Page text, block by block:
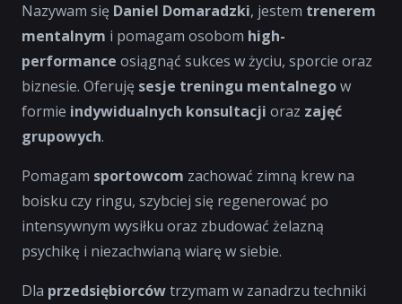
Nazywam się Daniel Domaradzki, jestem trenerem
mentalnym i pomagam osobom high-
performance osiągnąć sukces w życiu, sporcie oraz
biznesie. Oferuję sesje treningu mentalnegow
formie indywidualnych konsultacji oraz zajęć
grupowych.
Pomagam sportowcom zachować zimną krew na
boisku czy ringu, szybciej się regenerować po
intensywnym wysiłku oraz zbudować żelazną
psychikę i niezachwianą wiarę w siebie.
Dla przedsiębiorcówtrzymam w zanadrzu techniki